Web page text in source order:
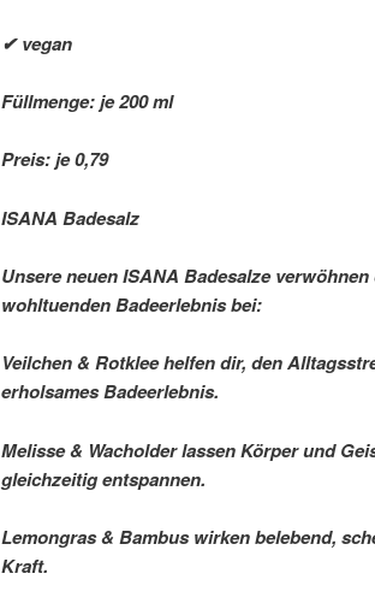
✔ vegan
Füllmenge: je 200 ml
Preis: je 0,79 
ISANA Badesalz
Unsere neuen ISANA Badesalze
wohltuenden Badeerlebnis bei:
Veilchen & Rotklee helfen dir, den
erholsames Badeerlebnis.
Melisse & Wacholder lassen Körper und
gleichzeitig entspannen.
Lemongras & Bambus wirken belebend,
Kraft.